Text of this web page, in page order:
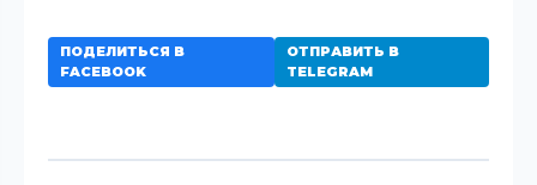
ПОДЕЛИТЬСЯ В
FACEBOOK
ОТПРАВИТЬ В
TELEGRAM